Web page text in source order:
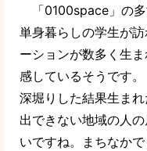
「0100space」の多
単身暮らしの学生が
ーションが数多く生
感しているそうです
深堀りした結果生ま
出できない地域の人
いですね。まちなか